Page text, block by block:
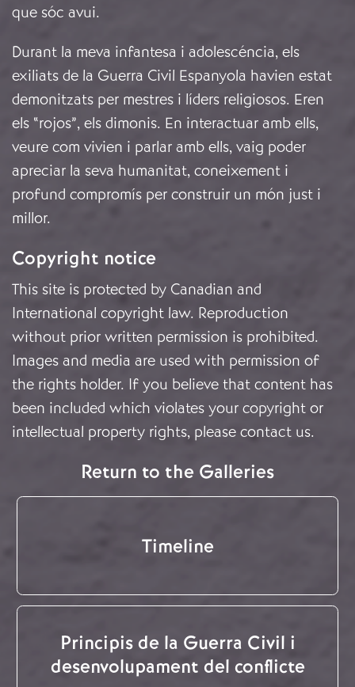
que sóc avui.
Durant la meva infantesa i adolescéncia, els
exiliats de la Guerra Civil Espanyola havien estat
demonitzats per mestres i líders religiosos. Eren
els “rojos”, els dimonis. En interactuar amb ells,
veure com vivien i parlar amb ells, vaig poder
apreciar la seva humanitat, coneixement i
profund compromís per construir un món just i
millor.
Copyright notice
This site is protected by Canadian and
International copyright law. Reproduction
without prior written permission is prohibited.
Images and media are used with permission of
the rights holder. If you believe that content has
been included which violates your copyright or
intellectual property rights, please contact us.
Return to the Galleries
Timeline
Principis de la Guerra Civil i
desenvolupament del conflicte